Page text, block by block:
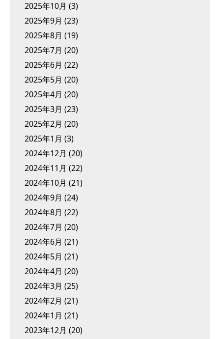
2025年10月 (3)
2025年9月 (23)
2025年8月 (19)
2025年7月 (20)
2025年6月 (22)
2025年5月 (20)
2025年4月 (20)
2025年3月 (23)
2025年2月 (20)
2025年1月 (3)
2024年12月 (20)
2024年11月 (22)
2024年10月 (21)
2024年9月 (24)
2024年8月 (22)
2024年7月 (20)
2024年6月 (21)
2024年5月 (21)
2024年4月 (20)
2024年3月 (25)
2024年2月 (21)
2024年1月 (21)
2023年12月 (20)